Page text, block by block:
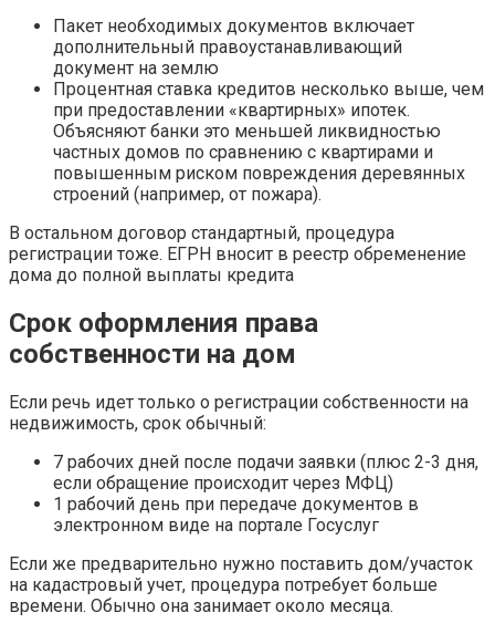
Пакет необходимых документов включает
дополнительный правоустанавливающий
документ на землю
Процентная ставка кредитов несколько выше, чем
при предоставлении «квартирных» ипотек.
Объясняют банки это меньшей ликвидностью
частных домов по сравнению с квартирами и
повышенным риском повреждения деревянных
строений (например, от пожара).
В остальном договор стандартный, процедура
регистрации тоже. ЕГРН вносит в реестр обременение
дома до полной выплаты кредита
Срок оформления права
собственности на дом
Если речь идет только о регистрации собственности на
недвижимость, срок обычный:
7 рабочих дней после подачи заявки (плюс 2-3 дня,
если обращение происходит через МФЦ)
1 рабочий день при передаче документов в
электронном виде на портале Госуслуг
Если же предварительно нужно поставить дом/участок
на кадастровый учет, процедура потребует больше
времени. Обычно она занимает около месяца.